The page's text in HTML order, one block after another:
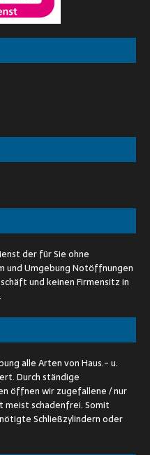
der für Sie ohne
und Umgebung Notöffnungen
und keinen Firmensitz in
alle Arten von Haus.- u.
Durch ständige
öffnen wir zugefallene / nur
meist schadenfrei. Somit
Schließzylindern oder